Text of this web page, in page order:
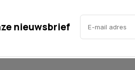
nieuwsbrief